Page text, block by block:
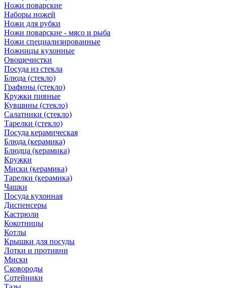
Ножи поварские
Наборы ножей
Ножи для рубки
Ножи поварские - мясо и рыба
Ножи специализированные
Ножницы кухонные
Овощечистки
Посуда из стекла
Блюда (стекло)
Графины (стекло)
Кружки пивные
Кувшины (стекло)
Салатники (стекло)
Тарелки (стекло)
Посуда керамическая
Блюда (керамика)
Блюдца (керамика)
Кружки
Миски (керамика)
Тарелки (керамика)
Чашки
Посуда кухонная
Диспенсеры
Кастрюли
Кокотницы
Котлы
Крышки для посуды
Лотки и противни
Миски
Сковороды
Сотейники